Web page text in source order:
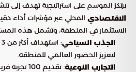
يرتكز الموسم على استراتيجية تهدف إلى
الاقتصادي المحلي عبر مؤشرات أداء
الاستثمار في المنطقة، وتشمل هذه
الجذب السياحي
لتعزيز الحضور العالمي للمنطقة.
التجارب النوعية
: تقديم 100